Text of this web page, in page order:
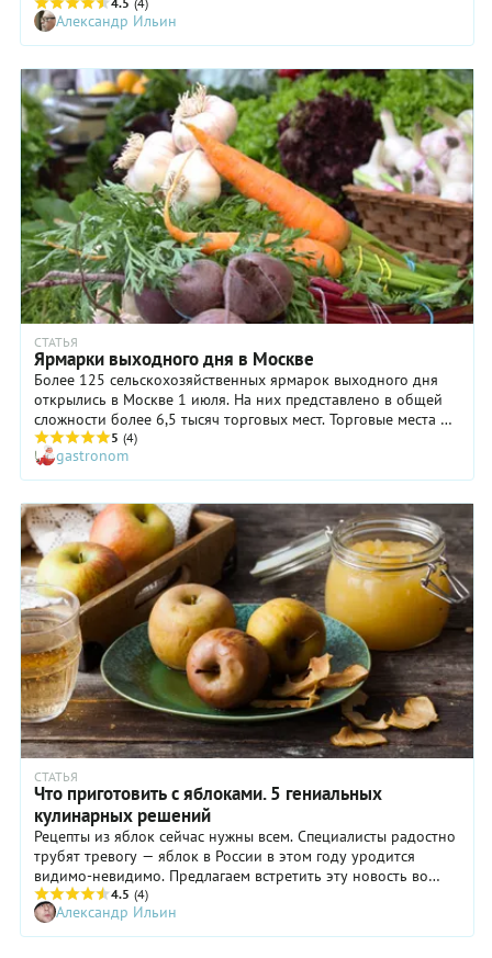
состояния дел, оно просто ужасно.
Александр Ильин
СТАТЬЯ
Ярмарки выходного дня в Москве
Более 125 сельскохозяйственных ярмарок выходного дня
открылись в Москве 1 июля. На них представлено в общей
сложности более 6,5 тысяч торговых мест. Торговые места на
ярмарках выходного дня предоставляются торговцам
бесплатно. Мы предлагаем адреса ярмарок выходного дня
на территории города Москвы по территориальным
округам.
5 (4)
gastronom
СТАТЬЯ
Что приготовить с яблоками. 5 гениальных
кулинарных решений
Рецепты из яблок сейчас нужны всем. Специалисты радостно
трубят тревогу — яблок в России в этом году уродится
видимо-невидимо. Предлагаем встретить эту новость во
всеоружии, не ограничиваясь хрестоматийным вареньем.
4.5 (4)
Александр Ильин